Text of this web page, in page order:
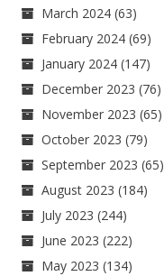
March 2024 (63)
February 2024 (69)
January 2024 (147)
December 2023 (76)
November 2023 (65)
October 2023 (79)
September 2023 (65)
August 2023 (184)
July 2023 (244)
June 2023 (222)
May 2023 (134)